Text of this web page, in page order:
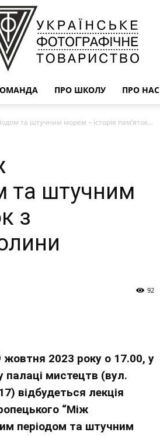
ПРО ШКОЛУ ПРО НАС
та штучним морем – історія пам’яток...
та штучним
з
92
жовтня 2023 року о 17.00, у
палаці мистецтв (вул.
відбудеться лекція
“Між
періодом та штучним